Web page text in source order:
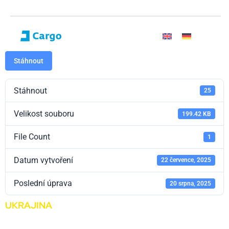
Stáhnout
Stáhnout 25
Velikost souboru 199.42 KB
File Count 1
Datum vytvoření 22 července, 2025
Poslední úprava 20 srpna, 2025
UKRAJINA